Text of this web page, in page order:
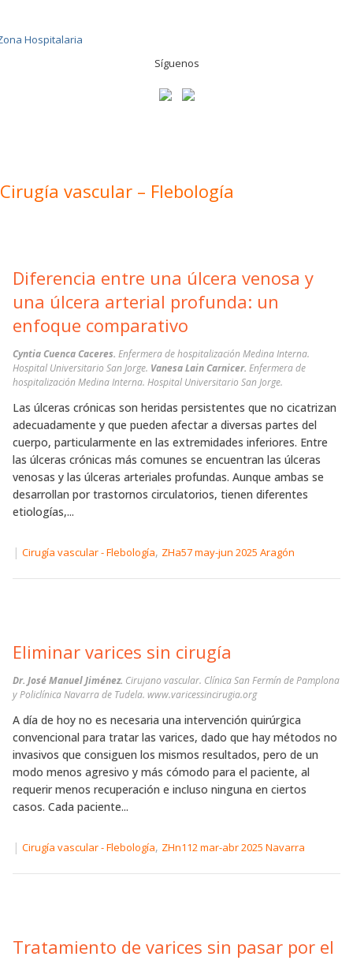
Síguenos
Cirugía vascular – Flebología
Diferencia entre una úlcera venosa y
una úlcera arterial profunda: un
enfoque comparativo
Cyntia Cuenca Caceres. Enfermera de hospitalización Medina Interna.
Hospital Universitario San Jorge. Vanesa Lain Carnicer. Enfermera de
hospitalización Medina Interna. Hospital Universitario San Jorge.
Las úlceras crónicas son heridas persistentes que no cicatrizan
adecuadamente y que pueden afectar a diversas partes del
cuerpo, particularmente en las extremidades inferiores. Entre
las úlceras crónicas más comunes se encuentran las úlceras
venosas y las úlceras arteriales profundas. Aunque ambas se
desarrollan por trastornos circulatorios, tienen diferentes
etiologías,...
| Cirugía vascular - Flebología, ZHa57 may-jun 2025 Aragón
Eliminar varices sin cirugía
Dr. José Manuel Jiménez. Cirujano vascular. Clínica San Fermín de Pamplona
y Policlínica Navarra de Tudela. www.varicessincirugia.org
A día de hoy no es necesaria una intervención quirúrgica
convencional para tratar las varices, dado que hay métodos no
invasivos que consiguen los mismos resultados, pero de un
modo menos agresivo y más cómodo para el paciente, al
requerir menos recuperación e incluso ninguna en ciertos
casos. Cada paciente...
| Cirugía vascular - Flebología, ZHn112 mar-abr 2025 Navarra
Tratamiento de varices sin pasar por el